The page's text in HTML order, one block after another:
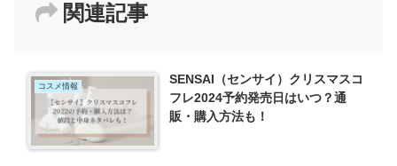
関連記事
コスメ情報
SENSAI（センサイ）クリスマスコ
フレ2024予約発売日はいつ？通
販・購入方法も！